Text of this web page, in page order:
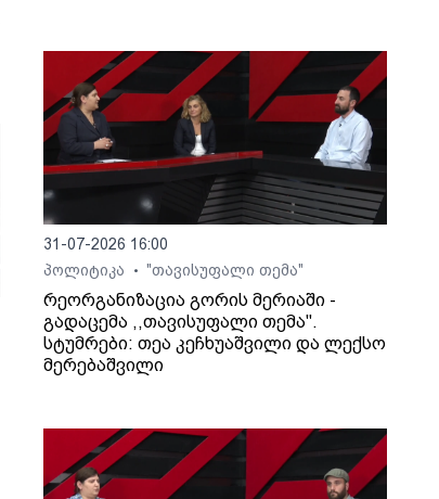
31-07-2026 16:00
პოლიტიკა
• "თავისუფალი თემა"
რეორგანიზაცია გორის მერიაში -
გადაცემა ,,თავისუფალი თემა".
სტუმრები: თეა კეჩხუაშვილი და ლექსო
მერებაშვილი